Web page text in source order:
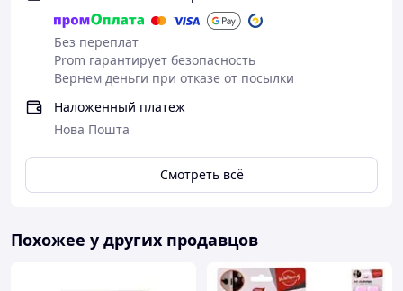
чашки B/C
Замеры наклеек : ширина -
10см, длина -16см
Упаковка - коробка
Без переплат
Prom гарантирует безопасность
Вернем деньги при отказе от посылки
Наложенный платеж
Нова Пошта
Смотреть всё
Похожее у других продавцов